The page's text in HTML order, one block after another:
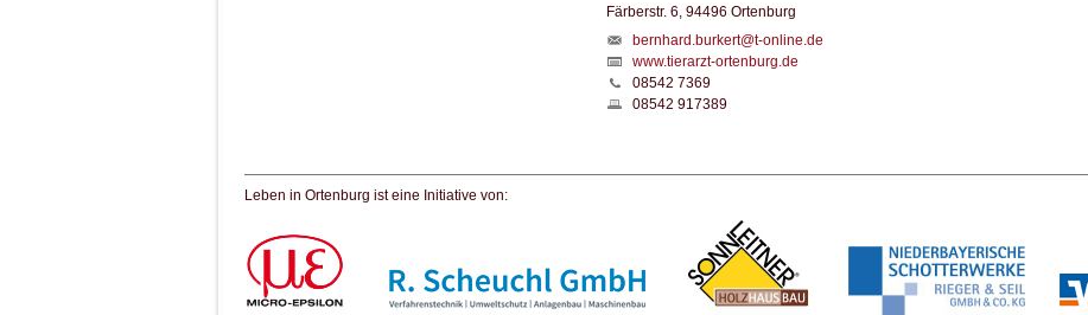
Färberstr. 6, 94496 Ortenburg
bernhard.burkert@t-online.de
www.tierarzt-ortenburg.de
08542 7369
08542 917389
Leben in Ortenburg ist eine Initiative von: